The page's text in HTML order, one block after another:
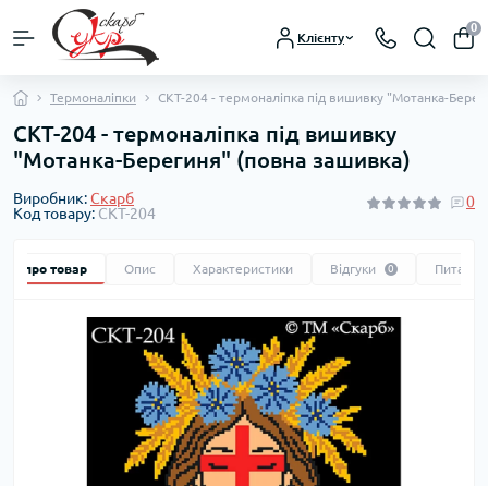
Клієнту
0
Термоналіпки СКТ-204 - термоналіпка під вишивку "Мотанка-
СКТ-204 - термоналіпка під вишивку
"Мотанка-Берегиня" (повна зашивка)
Виробник:Скарб
Код товару: СКТ-204
0
про товар Опис Характеристики Відгуки 0 Питання